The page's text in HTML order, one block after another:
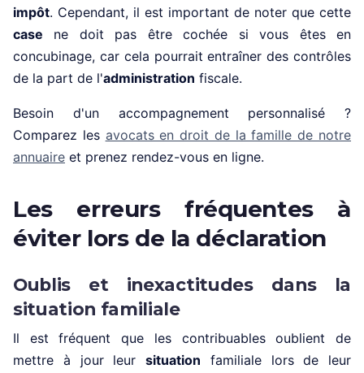
impôt. Cependant, il est important de noter que cette
case ne doit pas être cochée si vous êtes en
concubinage, car cela pourrait entraîner des contrôles
de la part de l'administration fiscale.
Besoin d'un accompagnement personnalisé ?
Comparez les avocats en droit de la famille de notre
annuaire et prenez rendez-vous en ligne.
Les erreurs fréquentes à
éviter lors de la déclaration
Oublis et inexactitudes dans la
situation familiale
Il est fréquent que les contribuables oublient de
mettre à jour leur situation familiale lors de leur